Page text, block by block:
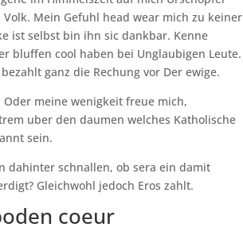
Mein Gefuhl head wear mich zu keiner
ist selbst bin ihn sic dankbar. Kenne
bluffen cool haben bei Unglaubigen Leute.
ganz die Rechung vor Der ewige.
meine wenigkeit freue mich,
uber den daumen welches Katholische
sein.
dahinter schnallen, ob sera ein damit
Gleichwohl jedoch Eros zahlt.
coeur